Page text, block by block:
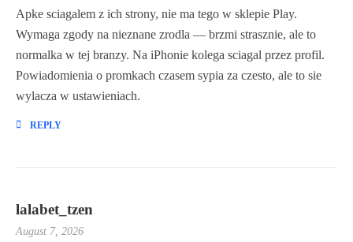
Apke sciagalem z ich strony, nie ma tego w sklepie Play.
Wymaga zgody na nieznane zrodla — brzmi strasznie, ale to
normalka w tej branzy. Na iPhonie kolega sciagal przez profil.
Powiadomienia o promkach czasem sypia za czesto, ale to sie
wylacza w ustawieniach.
REPLY
lalabet_tzen
August 7, 2026